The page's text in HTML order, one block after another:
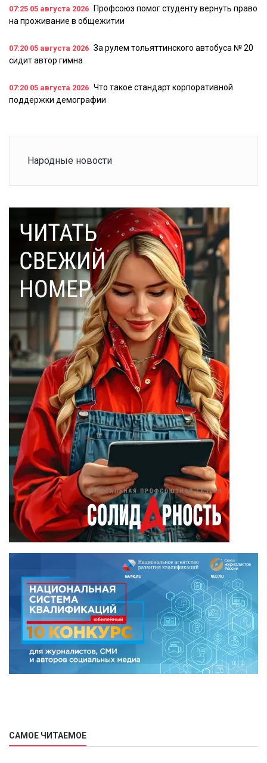
07:25 05 августа 2026
Профсоюз помог студенту вернуть право
на проживание в общежитии
07:20 05 августа 2026 За рулем тольяттинского автобуса № 20
сидит автор гимна
07:20 05 августа 2026 Что такое стандарт корпоративной
поддержки демографии
Народные новости
САМОЕ ЧИТАЕМОЕ